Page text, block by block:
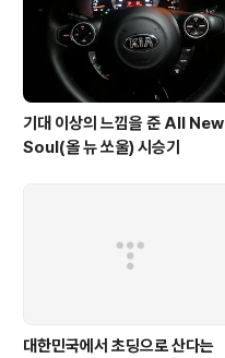
기대 이상의 느낌을 준 All New
Soul(올 뉴 쏘울) 시승기
대한민국에서 초딩으로 산다는